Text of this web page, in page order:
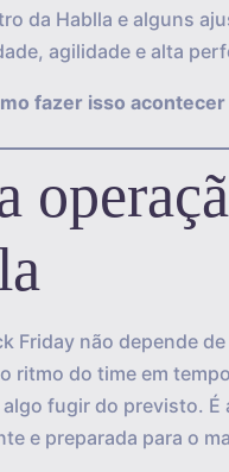
da Hablla e alguns
agilidade e alta
fazer isso
Friday não depende
ritmo do time em
fugir do previsto.
e preparada para o